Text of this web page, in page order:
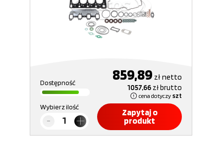
Dostępność 859,89 złnetto
1057,66 złbrutto
cena dotyczy szt
Wybierz ilość
Zapytaj o
produkt